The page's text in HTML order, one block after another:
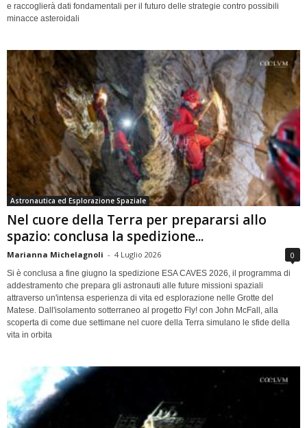
e raccoglierà dati fondamentali per il futuro delle strategie contro possibili
minacce asteroidali
Astronautica ed Esplorazione Spaziale
Nel cuore della Terra per prepararsi allo
spazio: conclusa la spedizione...
Marianna Michelagnoli - 4 Luglio 2026 0
Si è conclusa a fine giugno la spedizione ESA CAVES 2026, il programma di
addestramento che prepara gli astronauti alle future missioni spaziali
attraverso un'intensa esperienza di vita ed esplorazione nelle Grotte del
Matese. Dall'isolamento sotterraneo al progetto Fly! con John McFall, alla
scoperta di come due settimane nel cuore della Terra simulano le sfide della
vita in orbita